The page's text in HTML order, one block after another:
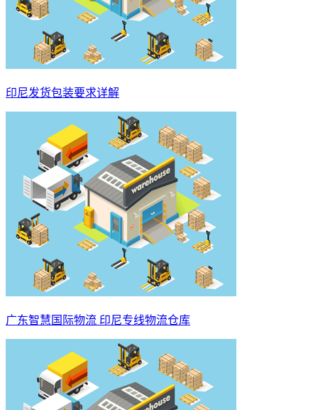
印尼发货包装要求详解
广东智慧国际物流 印尼专线物流仓库